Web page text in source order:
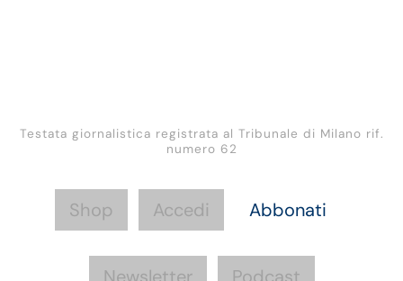
Testata giornalistica registrata al Tribunale di Milano rif.
numero 62
Shop Accedi Abbonati
Newsletter Podcast